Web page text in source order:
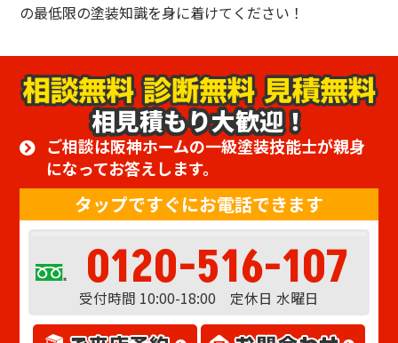
の最低限の塗装知識を身に着けてください！
相見積もり大歓迎！
ご相談は阪神ホームの一級塗装技能士が親身
になってお答えします。
タップですぐにお電話できます
0120-516-107
受付時間 10:00-18:00 定休日 水曜日